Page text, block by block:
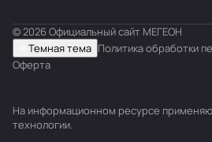
© 2026 Официальный сайт МЕГЕОН
Темная тема Политика обработки
Оферта
На информационном ресурсе
технологии.